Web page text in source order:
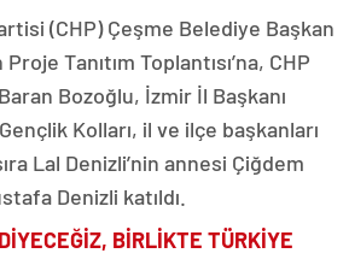
(CHP) Çeşme Belediye Başkan
Tanıtım Toplantısı’na, CHP
Bozoğlu, İzmir İl Başkanı
Kolları, il ve ilçe başkanları
Lal Denizli’nin annesi Çiğdem
Denizli katıldı.
BİRLİKTE TÜRKİYE